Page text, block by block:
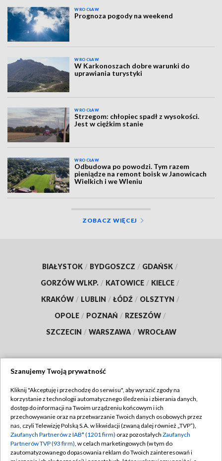
WROCŁAW
Prognoza pogody na weekend
WROCŁAW
W Karkonoszach dobre warunki do
uprawiania turystyki
WROCŁAW
Strzegom: chłopiec spadł z wysokości.
Jest w ciężkim stanie
WROCŁAW
Odbudowa po powodzi. Tym razem
pieniądze na remont boisk w Janowicach
Wielkich i we Wleniu
ZOBACZ WIĘCEJ
BIAŁYSTOK / BYDGOSZCZ / GDAŃSK /
GORZÓW WLKP. / KATOWICE / KIELCE /
KRAKÓW / LUBLIN / ŁÓDŹ / OLSZTYN /
OPOLE / POZNAŃ / RZESZÓW /
SZCZECIN / WARSZAWA / WROCŁAW
TVP
Abonament TVP
Emisja w TVP
Centrum informacji TVP
Regulamin TVP
Polityka prywatności
Moje zgody
Szanujemy Twoją prywatność
Kliknij "Akceptuję i przechodzę do serwisu", aby wyrazić zgody na
korzystanie z technologii automatycznego śledzenia i zbierania danych,
dostęp do informacji na Twoim urządzeniu końcowym i ich
przechowywanie oraz na przetwarzanie Twoich danych osobowych przez
nas, czyli Telewizję Polską S.A. w likwidacji (zwaną dalej również „TVP”),
Zaufanych Partnerów z IAB* (1201 firm) oraz pozostałych Zaufanych
Partnerów TVP (93 firm), w celach marketingowych (w tym do
zautomatyzowanego dopasowania reklam do Twoich zainteresowań i